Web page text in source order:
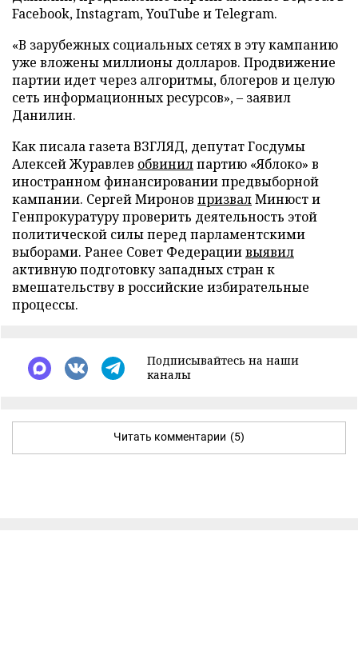
Facebook, Instagram, YouTube и Telegram.
«В зарубежных социальных сетях в эту кампанию
уже вложены миллионы долларов. Продвижение
партии идет через алгоритмы, блогеров и целую
сеть информационных ресурсов», – заявил
Данилин.
Как писала газета ВЗГЛЯД, депутат Госдумы
Алексей Журавлев обвинилпартию «Яблоко» в
иностранном финансировании предвыборной
кампании. Сергей Миронов призвалМинюст и
Генпрокуратуру проверить деятельность этой
политической силы перед парламентскими
выборами. Ранее Совет Федерациивыявил
активную подготовку западных стран к
вмешательству в российские избирательные
процессы.
Подписывайтесь на наши
каналы
Читать комментарии (5)